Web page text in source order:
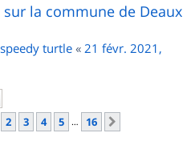
la commune de Deaux
speedy turtle « 21 févr. 2021,
1sur
2 3 4 5 … 16